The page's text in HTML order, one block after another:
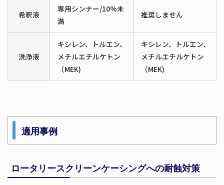
希釈液
専用シンナー/10%未
満
推奨しません
洗浄液
キシレン、トルエン、
メチルエチルケトン
（MEK)
キシレン、トルエン、
メチルエチルケトン
（MEK)
適用事例
ロータリースクリーンケーシングへの耐蝕対策